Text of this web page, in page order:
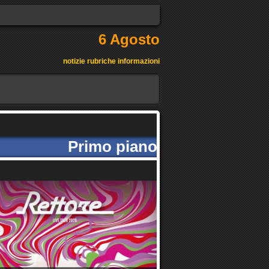
6 Agosto
notizie rubriche informazioni
Primo piano